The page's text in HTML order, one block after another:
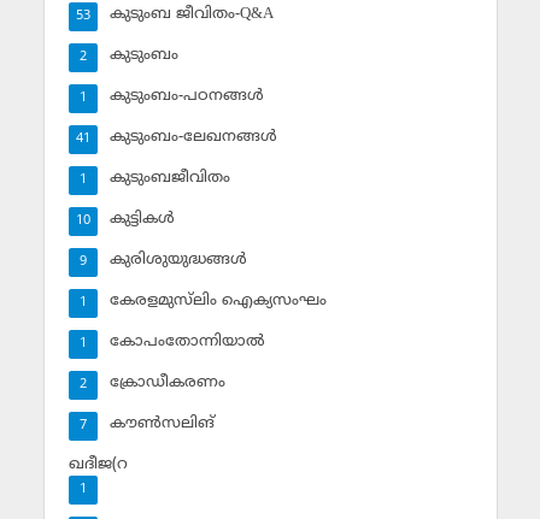
കുടുംബ ജീവിതം-Q&A
53
കുടുംബം
2
കുടുംബം-പഠനങ്ങള്‍
1
കുടുംബം-ലേഖനങ്ങള്‍
41
കുടുംബജീവിതം
1
കുട്ടികള്‍
10
കുരിശുയുദ്ധങ്ങള്‍
9
കേരളമുസ്‌ലിം ഐക്യസംഘം
1
കോപംതോന്നിയാല്‍
1
ക്രോഡീകരണം
2
കൗണ്‍സലിങ്‌
7
ഖദീജ(റ
1